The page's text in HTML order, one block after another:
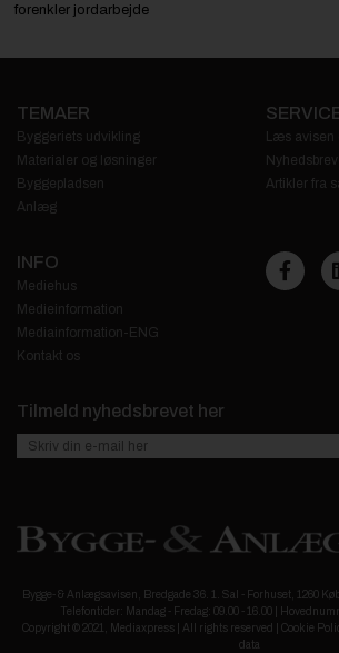
forenkler jordarbejde
TEMAER
Byggeriets udvikling
Materialer og løsninger
Byggepladsen
Anlæg
Læs avisen
Artikler fra
INFO
Mediehus
Medieinformation
Mediainformation-ENG
Kontakt os
Tilmeld nyhedsbrevet her
Bygge- & Anlægsavisen, Bredgade 36. 1. Sal - Forhuset, 1260
Telefontider: Mandag - Fredag: 09.00 - 16.00 |
Copyright © 2021, Mediaxpress | All rights reserved | Cookie
data